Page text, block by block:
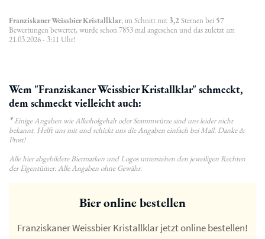
Franziskaner Weissbier Kristallklar, im Schnitt mit 3,2Sternen bei 57
Bewertungen bewertet, wurde schon 7853 mal angesehen und das zuletzt am
21.03.2026 - 3:11 Uhr!
Wem "Franziskaner Weissbier Kristallklar" schmeckt,
dem schmeckt vielleicht auch:
*Einige Angaben wie Alkoholgehalt oder Stammwürze sind uns leider nicht
bekannt. Helft uns mit und schickt uns die Angaben einfach bei Mail. Danke &
Prost!
Alle hier abgebildete Biermarken und Logos unterstehen den jeweiligen Rechten
der Eigentümer. Alle Angaben ohne Gewähr.
Bier online bestellen
Franziskaner Weissbier Kristallklar jetzt online bestellen!